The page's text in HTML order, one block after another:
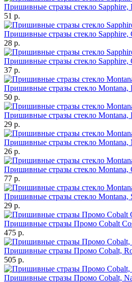
Пришивные стразы стекло Sapphire,
51 р.
Пришивные стразы стекло Sapphire,
28 р.
Пришивные стразы стекло Sapphire,
37 р.
Пришивные стразы стекло Montana,
50 р.
Пришивные стразы стекло Montana,
29 р.
Пришивные стразы стекло Montana,
26 р.
Пришивные стразы стекло Montana,
77 р.
Пришивные стразы стекло Montana,
29 р.
Пришивные стразы Промо Cobalt
475 р.
Пришивные стразы Промо Cobalt,
505 р.
Пришивные стразы Промо Cobalt,